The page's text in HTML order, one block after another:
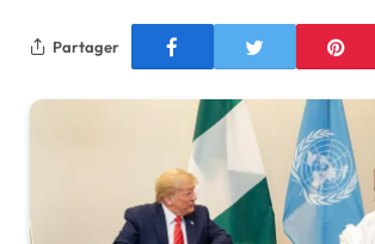
Partager